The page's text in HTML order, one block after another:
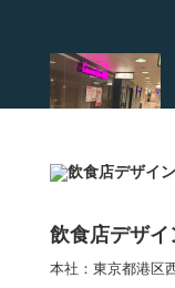
飲食店デザ
本社：東京都港区